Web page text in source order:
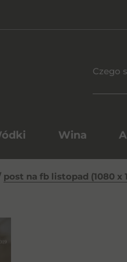
Wina
post na fb listopad (1080 x